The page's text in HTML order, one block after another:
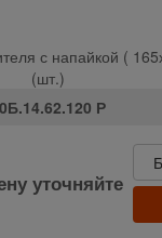
с напайкой (
(шт.)
Р
уточняйте